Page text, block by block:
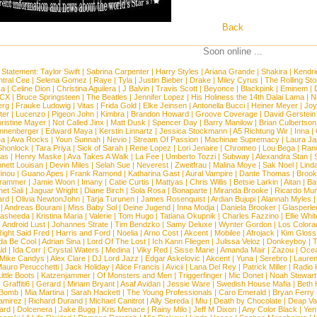
Back
Soon online ...
Taylor Swift | Sabrina Carpenter | Harry Styles | Ariana Grande | Shakira |
Cee| Selena Gomez | Raye| Tyla| Justin Bieber| Drake| Miley Cyrus | The Rolling
| Celine Dion | Christina Aguilera | J Balvin | Travis Scott | Beyonce | Blackpink | Eminem |
| Bruce Springsteen| The Beatles | Jennifer Lopez | His Holiness the 14th Dalai Lama|
| Frauke Ludowig | Vitas | Frida Gold | Elke Jeinsen | Antonella Bucci | Heiner Meyer |
| Lucenzo | Pigeon John | Kimbra | Brandon Howard | Groove Coverage | David Gerstein
Mayer| Not Called Jinx | Matt Dusk | Spencer Day| Barry Manilow| Brian Culbertson
| Edward Maya | Kerstin Linnartz | Jessica Stockmann | A5 Richtung Wir | Inna |
| Ava Rocks | Youn Sunnah | Nevio | Stream Of Passion | Machinae Supremacy | Laura
| Tara Priya | Sick of Sarah | Rene Lopez | Lori Jenaire | Chromeo | Lou Bega |
| Henry Maske| Ava Takes A Walk | La Fee| Umberto Tozzi| Subway| Alexandra Stan|
Louisan| Devin Miles | Selah Sue| Neverest| Zweitfrau| Malina Moye| Sak Noel|
| Guano Apes | Frank Ramond| Katharina Gast| Aural Vampire| Dante Thomas |
| Jamie Woon| Imany| Catie Curtis | Mattyas | Chris Willis | Betsie Larkin| Aitan|
Sali| Jaguar Wright| Diane Birch| Sola Rosa| Bonaparte| Miranda Brooke| Ricardo
| Olivia NewtonJohn| Tarja Turunen| James Rosenquist| Ardian Bujupi| Alannah Myles |
Andreas Bourani | Miss Baby Sol | Deine Jugend | Inna Modja | Daniela Brooker |
| Kristina Maria | Valerie | Tom Hugo | Tatiana Okupnik | Charles Fazzino | Ellie
Android Lust | Johannes Strate | Tim Bendzko | Samy Deluxe | Wynter Gordon | Los
Said Fred | Harris and Ford | Noelia | Arno Cost | Akcent | Mobilee | Afrojack | Kim Gloss
Be Cool| Adrian Sina| Lord Of The Lost| Ich Kann Fliegen| Julissa Veloz | Donkeyboy|
| Ida Corr| Crystal Waters | Medina| Viky Red| Sisse Marie| Amanda Mair| Zazou|
Mike Candys | Alex Clare | DJ Lord Jazz | Edgar Askelovic | Akcent | Yuna | Serebro |
Perucchetti | Jack Holiday | Alice Francis | Avicii | Lana Del Rey | Patrick Miller | Radio
Boots | Katzenjammer| Of Monsters and Men| Triggerfinger| Mic Donet| Noah Stewart
Graffiti6| Gerard| Miriam Bryant| Asaf Avidan| Jessie Ware| Swedish House Mafia| Beth
| Mia Martina | Sarah Hackett | The Young Professionals | Caro Emerald | Bryan Ferry
| Richard Durand | Michael Canitrot | Ally Sereda | Miu | Death by Chocolate | Deap
| Dolcenera| Jake Bugg| Kris Menace| Rainy Milo| Jeff M Dixon| Any Color Black | Yen